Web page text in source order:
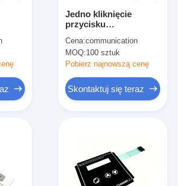
Jedno kliknięcie
przycisku
przełącznik
membranowy LED z
elastycznym kablem
Cena:communication
MOQ:100 sztuk
Pobierz najnowszą cenę
Skontaktuj się teraz